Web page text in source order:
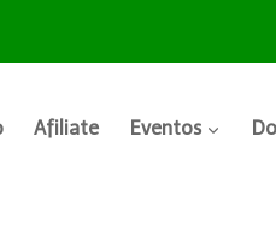
Afiliate Eventos